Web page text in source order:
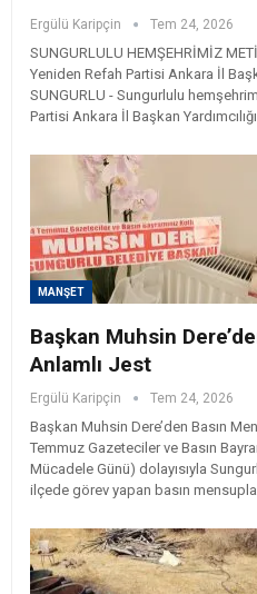
Ergülü Karipçin Tem 24, 2026
SUNGURLULU HEMŞEHRİMİZ
Yeniden Refah Partisi Ankara İl
SUNGURLU - Sungurlulu
Partisi Ankara İl Başkan
MANŞET
Başkan Muhsin
Anlamlı Jest
Ergülü Karipçin Tem 24, 2026
Başkan Muhsin Dere’den Basın
Temmuz Gazeteciler ve Basın
Mücadele Günü) dolayısıyla
ilçede görev yapan basın